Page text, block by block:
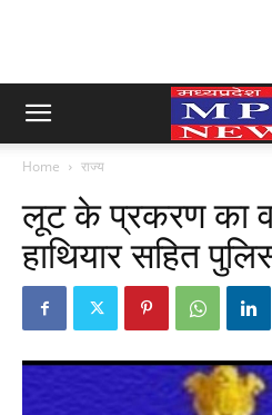
Home राज्य
लूट के प्रकरण का
हाथियार सहित